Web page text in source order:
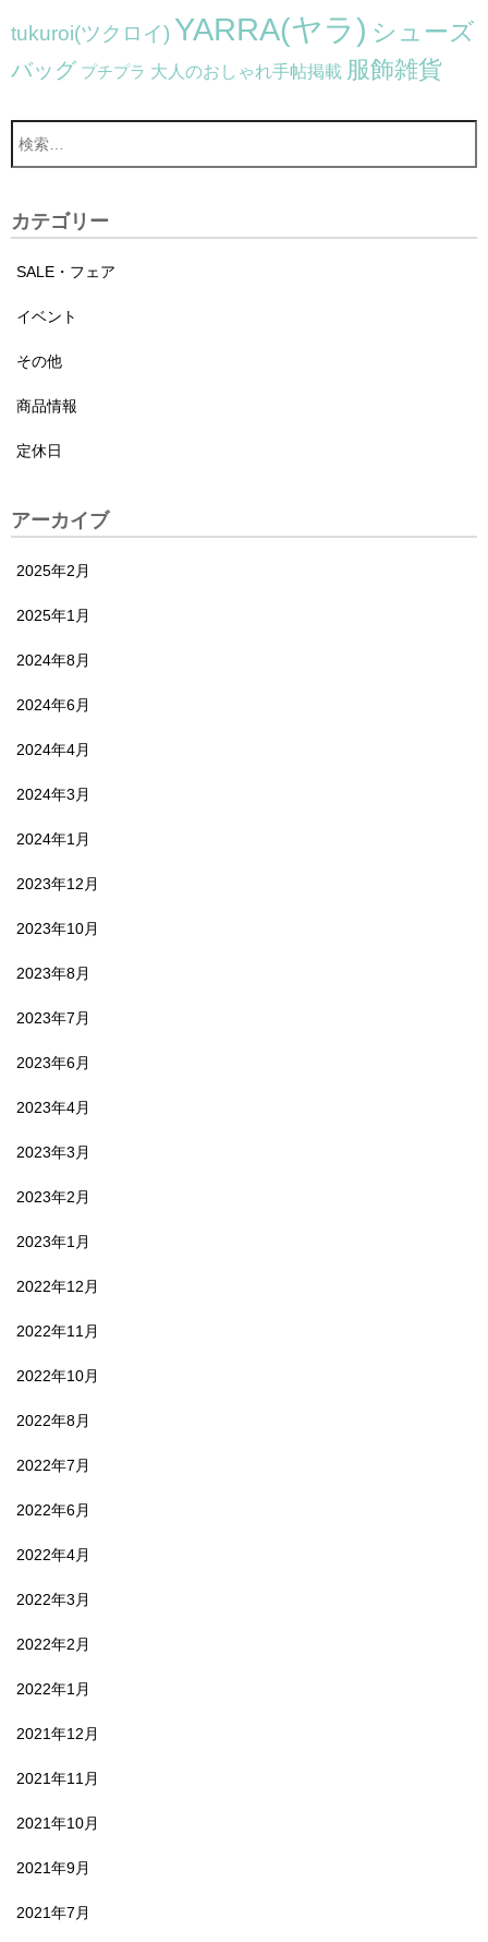
tukuroi(ツクロイ) YARRA(ヤラ) シューズ
バッグ プチプラ 大人のおしゃれ手帖掲載 服飾雑貨
カテゴリー
SALE・フェア
イベント
その他
商品情報
定休日
アーカイブ
2025年2月
2025年1月
2024年8月
2024年6月
2024年4月
2024年3月
2024年1月
2023年12月
2023年10月
2023年8月
2023年7月
2023年6月
2023年4月
2023年3月
2023年2月
2023年1月
2022年12月
2022年11月
2022年10月
2022年8月
2022年7月
2022年6月
2022年4月
2022年3月
2022年2月
2022年1月
2021年12月
2021年11月
2021年10月
2021年9月
2021年7月